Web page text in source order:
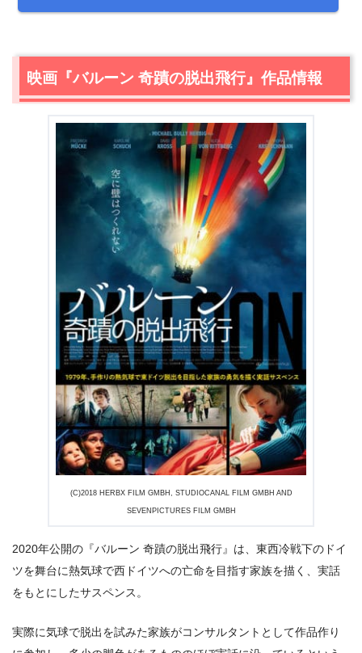
＼＼31日間無料!!お試し解約もOK／／
今すぐ無料でU-NEXTで見る
出典: U-NEXT
映画『バルーン 奇蹟の脱出飛行』作品情報
(C)2018 HERBX FILM GMBH, STUDIOCANAL FILM GMBH AND
SEVENPICTURES FILM GMBH
2020年公開の『バルーン 奇蹟の脱出飛行』は、東西冷戦下のドイ
ツを舞台に熱気球で西ドイツへの亡命を目指す家族を描く、実話
をもとにしたサスペンス。
実際に気球で脱出を試みた家族がコンサルタントとして作品作り